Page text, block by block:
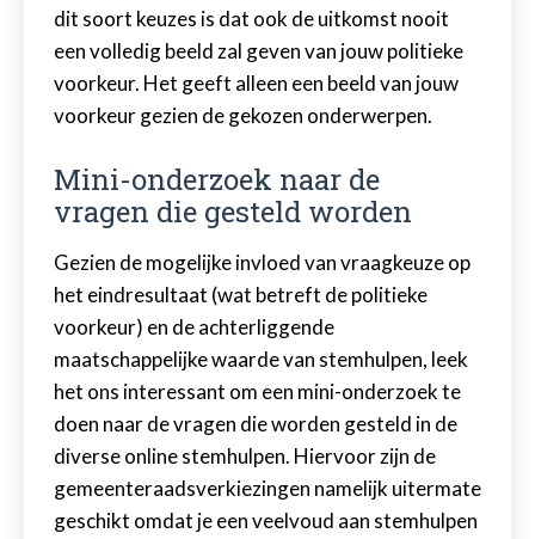
dit soort keuzes is dat ook de uitkomst nooit
een volledig beeld zal geven van jouw politieke
voorkeur. Het geeft alleen een beeld van jouw
voorkeur gezien de gekozen onderwerpen.
Mini-onderzoek naar de
vragen die gesteld worden
Gezien de mogelijke invloed van vraagkeuze op
het eindresultaat (wat betreft de politieke
voorkeur) en de achterliggende
maatschappelijke waarde van stemhulpen, leek
het ons interessant om een mini-onderzoek te
doen naar de vragen die worden gesteld in de
diverse online stemhulpen. Hiervoor zijn de
gemeenteraadsverkiezingen namelijk uitermate
geschikt omdat je een veelvoud aan stemhulpen